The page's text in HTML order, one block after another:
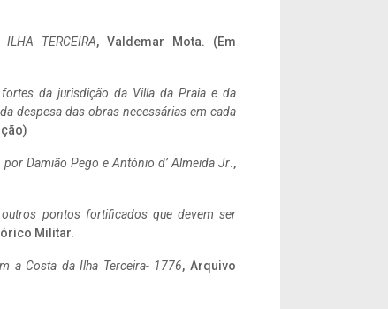
ILHA TERCEIRA, Valdemar Mota. (Em
da jurisdição da Villa da Praia e da
despesa das obras necessárias em cada
por Damião Pego e António d’ Almeida Jr.,
pontos fortificados que devem ser
Militar.
a Costa da Ilha Terceira- 1776, Arquivo